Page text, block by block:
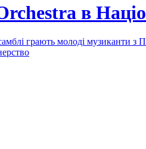
в
грають молоді музиканти з